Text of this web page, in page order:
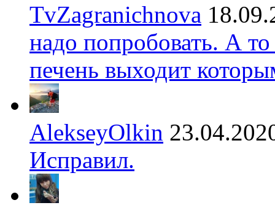
TvZagranichnova
надо попробовать. А
печень выходит
AlekseyOlkin
Исправил.